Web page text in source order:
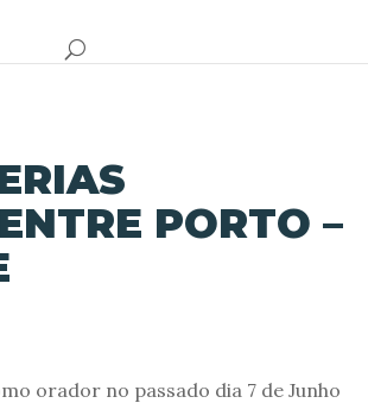
PORTO –
orador no passado dia 7 de Junho